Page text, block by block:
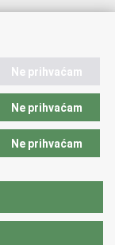
Ne prihvaćam
Ne prihvaćam
Ne prihvaćam